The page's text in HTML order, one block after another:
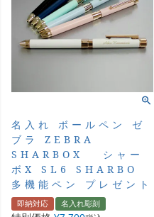
名入れ ボールペン ゼ
ブラ ZEBRA
SHARBOX シャー
ボX SL6 SHARBO
多機能ペン プレゼント
即納対応 名入れ彫刻